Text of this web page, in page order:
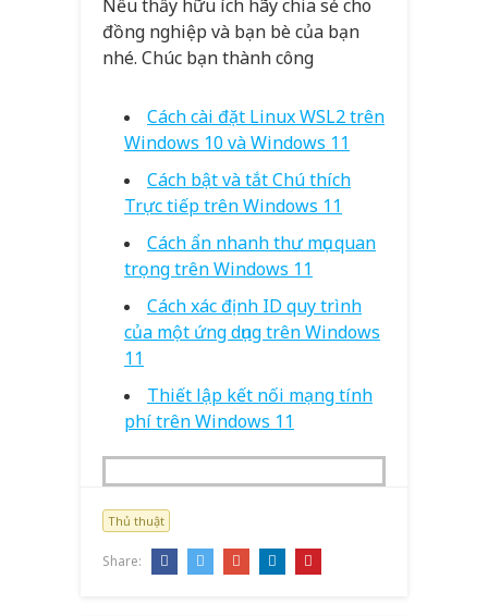
Nếu thấy hữu ích hãy chia sẻ cho
đồng nghiệp và bạn bè của bạn
nhé. Chúc bạn thành công
Cách cài đặt Linux WSL2 trên
Windows 10 và Windows 11
Cách bật và tắt Chú thích
Trực tiếp trên Windows 11
Cách ẩn nhanh thư mục quan
trọng trên Windows 11
Cách xác định ID quy trình
của một ứng dụng trên Windows
11
Thiết lập kết nối mạng tính
phí trên Windows 11
Thủ thuật
Share: